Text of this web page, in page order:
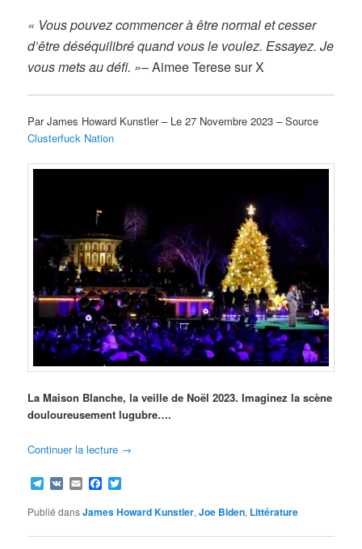
« Vous pouvez commencer à être normal et cesser
d’être déséquilibré quand vous le voulez. Essayez. Je
vous mets au défi. »– Aimee Terese sur X
Par James Howard Kunstler – Le 27 Novembre 2023 – Source
Clusterfuck Nation
La Maison Blanche, la veille de Noël 2023. Imaginez la scène
douloureusement lugubre….
Continuer la lecture →
Telegram
VK EmailFacebook
Publié dansJames Howard Kunstler,Joe Biden, Littérature